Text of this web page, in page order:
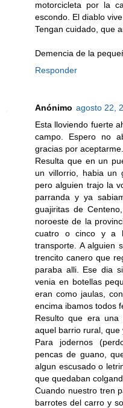
motorcicleta por la
escondo. El diablo
Tengan cuidado, que
Demencia de la
Responder
Anónimo agosto 22,
Esta lloviendo fuerte
campo. Espero no
gracias por aceptarme.
Resulta que en un
un villorrio, habia un
pero alguien trajo la
parranda y ya
guajiritas de
noroeste de la
cuatro o cinco y a
transporte. A alguien
trencito canero que
paraba alli. Ese dia
venia en botellas
eran como jaulas,
encima ibamos todos
Resulto que era
aquel barrio rural, que
Para jodernos
pencas de guano,
algun escusado o
que quedaban
Cuando nuestro tren
barrotes del carro y